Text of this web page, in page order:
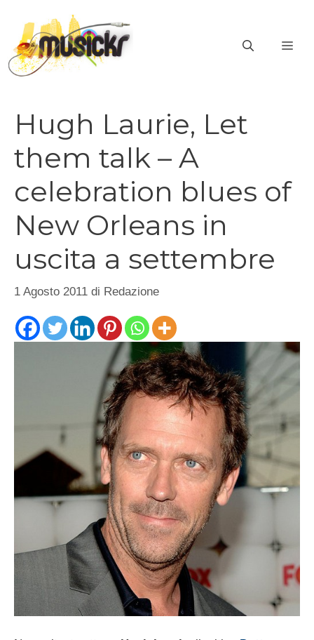
contenuto
Hugh Laurie, Let
them talk – A
celebration blues of
New Orleans in
uscita a settembre
1 Agosto 2011 di Redazione